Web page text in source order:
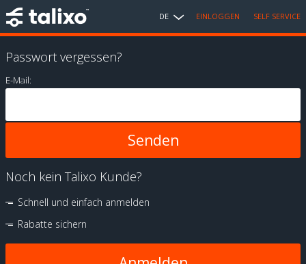
DE EINLOGGEN SELF SERVICE
Passwort vergessen?
E-Mail:
Noch kein Talixo Kunde?
Schnell und einfach anmelden
Rabatte sichern